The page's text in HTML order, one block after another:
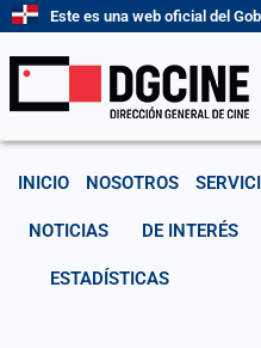
contenido
Este es una web oficial del
INICIO NOSOTROS
NOTICIAS DE INTERÉS
ESTADÍSTICAS